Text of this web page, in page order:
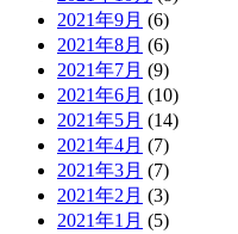
2021年9月 (6)
2021年8月 (6)
2021年7月 (9)
2021年6月 (10)
2021年5月 (14)
2021年4月 (7)
2021年3月 (7)
2021年2月 (3)
2021年1月 (5)